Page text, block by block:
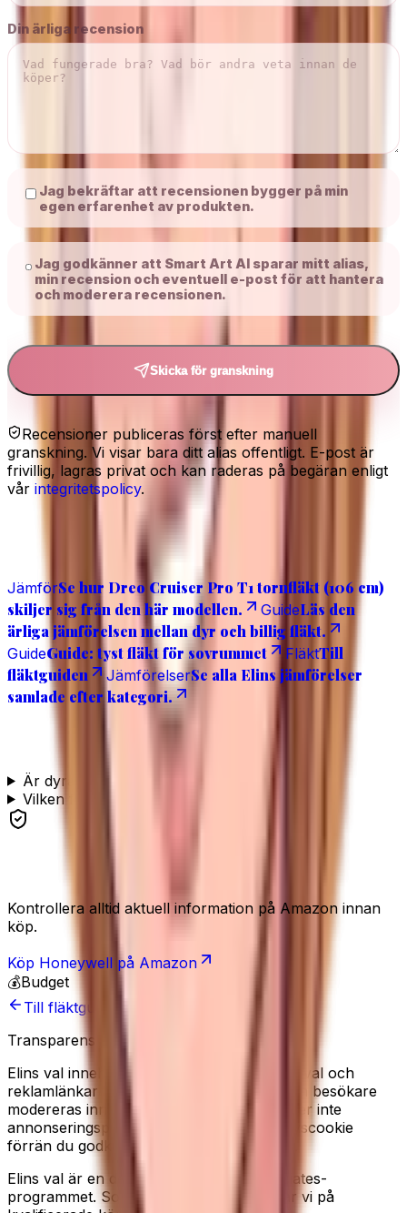
Din ärliga recension
Jag bekräftar att recensionen bygger på min
egen erfarenhet av produkten.
Jag godkänner att Smart Art AI sparar mitt alias,
min recension och eventuell e-post för att hantera
och moderera recensionen.
Skicka för granskning
Recensioner publiceras först efter manuell
granskning. Vi visar bara ditt alias offentligt. E-post är
frivillig, lagras privat och kan raderas på begäran enligt
vår integritetspolicy.
Läs även
JämförSe hur Dreo Cruiser Pro T1 tornfläkt (106 cm)
skiljer sig från den här modellen.
GuideLäs den
ärliga jämförelsen mellan dyr och billig fläkt.
GuideGuide: tyst fläkt för sovrummet FläktTill
fläktguiden
JämförelserSe alla Elins jämförelser
samlade efter kategori.
Vanliga frågor
Är dyra fläktar tystare?
Vilken fläkt är bäst för sovrummet?
Se produkten
Kontrollera alltid aktuell information på Amazon innan
köp.
Köp Honeywell på Amazon
💰Budget
Till fläktguiden
Transparens
Elins val innehåller redaktionella produkturval och
reklamlänkar till Amazon. Recensioner från besökare
modereras innan de publiceras. Vi använder inte
annonseringspixlar, och sätter ingen analyscookie
förrän du godkänner det i cookiebannern.
Elins val är en deltagare i Amazon Associates-
programmet. Som Amazon-partner tjänar vi på